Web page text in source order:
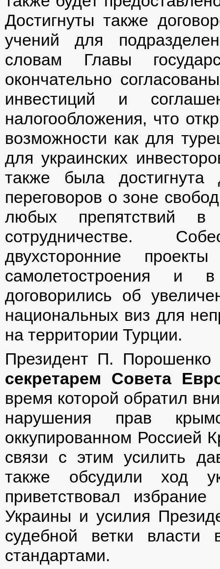
Достигнуты также
учений для
словам Главы
окончательно
инвестиций и
налогообложения, что
возможности как для
для украинских
также была достигнута
переговоров о зоне
любых препятствий в
сотрудничестве.
двухсторонние
самолетостроения и
договорились об
национальных виз для
на территории Турции.
Президент П.
секретарем Совета
время которой обратил
нарушения прав
оккупированном Россией
связи с этим усилить
также обсудили ход
приветствовал
Украины и усилия
судебной ветки власти
стандартами.